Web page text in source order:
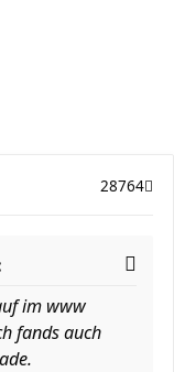
28764
im www
fands auch